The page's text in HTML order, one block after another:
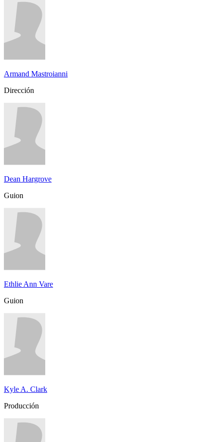
Armand Mastroianni
Dirección
Dean Hargrove
Guion
Ethlie Ann Vare
Guion
Kyle A. Clark
Producción